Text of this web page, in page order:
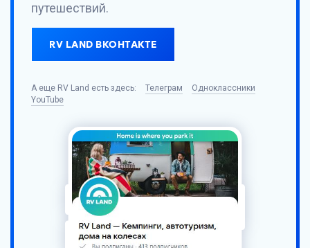
путешествий.
RV LAND ВКОНТАКТЕ
А еще RV Land есть здесь: Телеграм
Одноклассники
YouTube